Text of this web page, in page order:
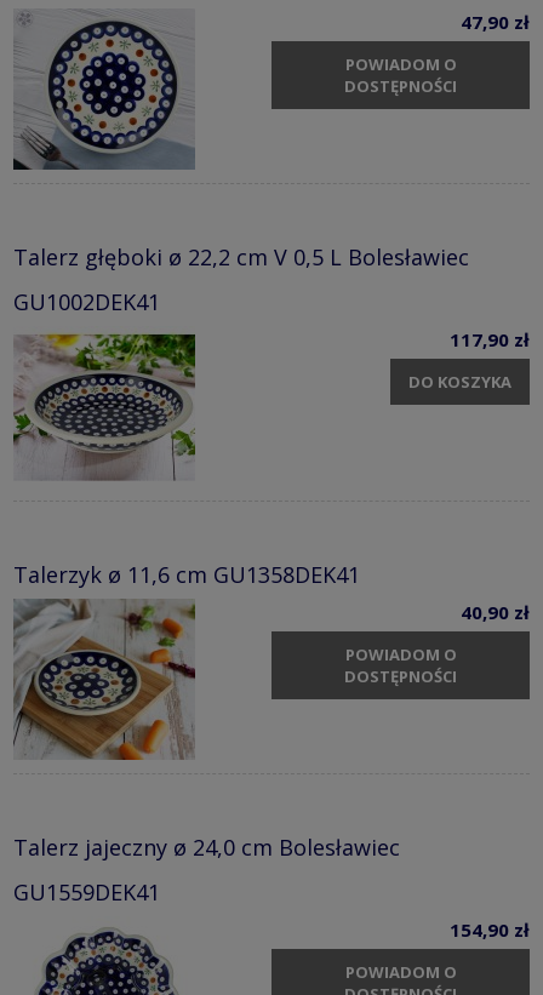
47,90 zł
POWIADOM O
DOSTĘPNOŚCI
Talerz głęboki ø 22,2 cm V 0,5 L Bolesławiec
GU1002DEK41
117,90 zł
DO KOSZYKA
Talerzyk ø 11,6 cm GU1358DEK41
40,90 zł
POWIADOM O
DOSTĘPNOŚCI
Talerz jajeczny ø 24,0 cm Bolesławiec
GU1559DEK41
154,90 zł
POWIADOM O